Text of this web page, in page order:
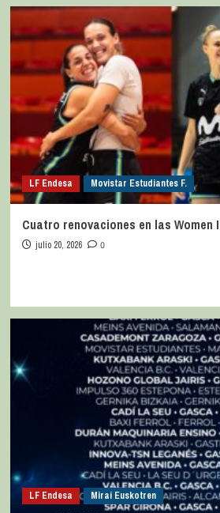
LF Endesa Movistar Estudiantes F.
Cuatro renovaciones en las Women
julio 20, 2026 0
LF Endesa Mirai Euskotren